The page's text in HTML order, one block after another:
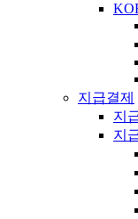
지급결제
지
지